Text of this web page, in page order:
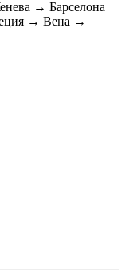
→ Барселона
→ Вена →